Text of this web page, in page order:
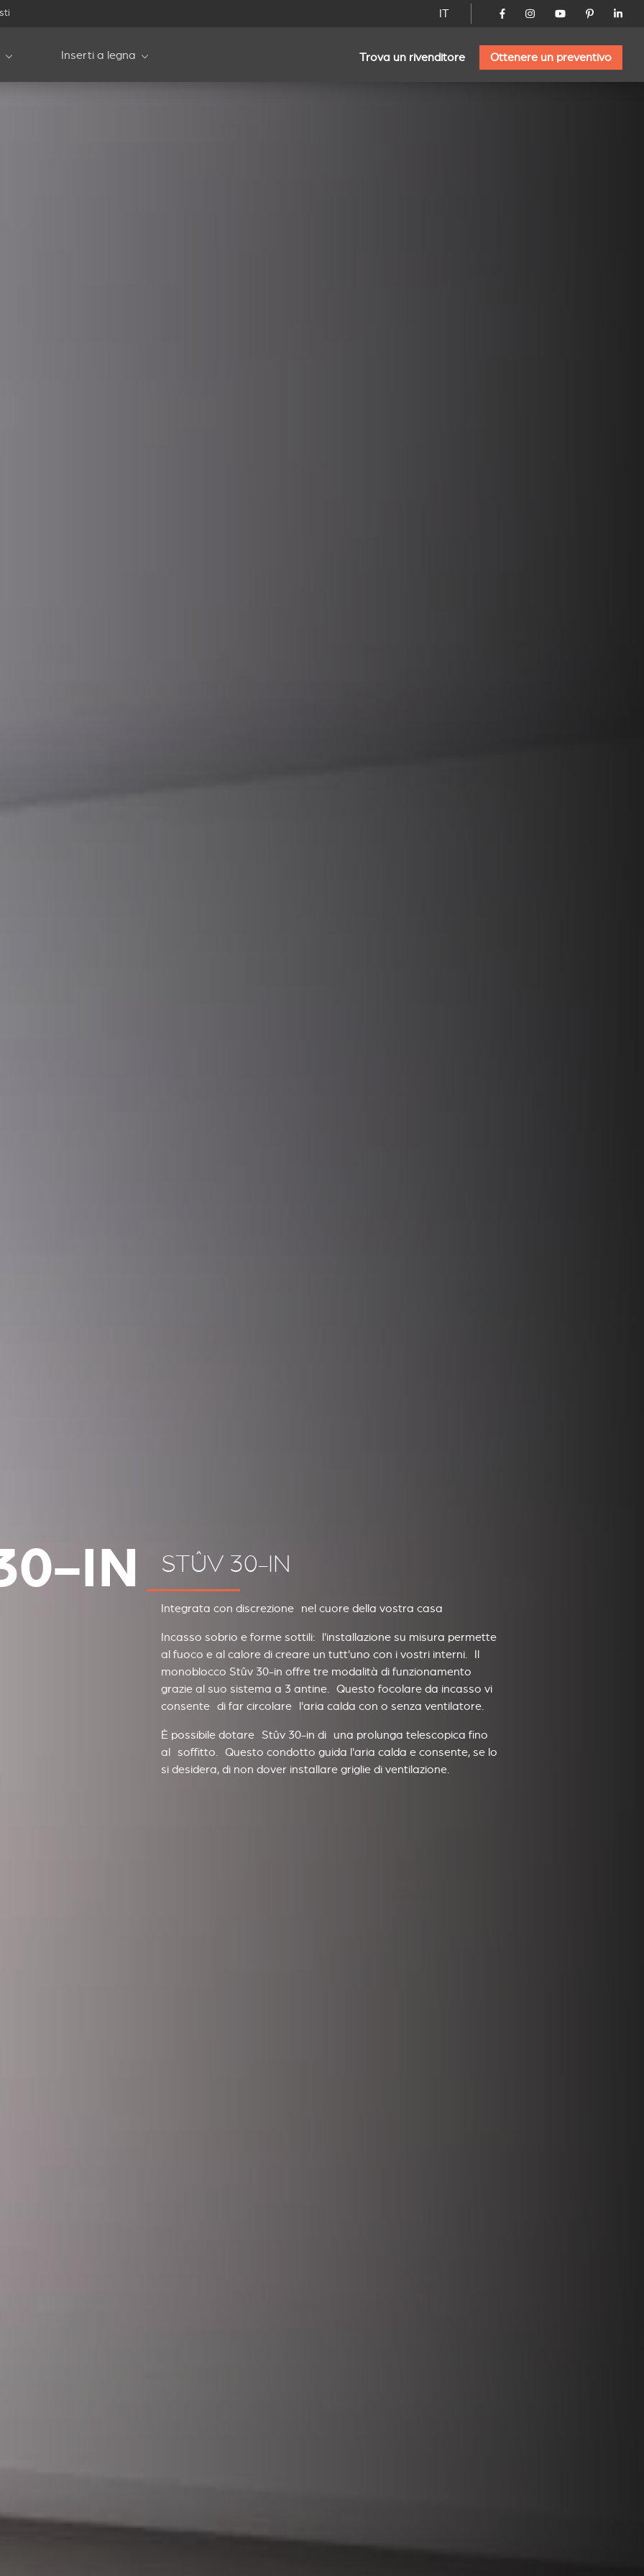
IT
Inserti a legna Trova un rivenditore Ottenere un preventivo
IN STÛV 30-IN
Integrata con discrezione nel cuore della vostra casa
Incasso sobrio e forme sottili: l'installazione su misura permette
al fuoco e al calore di creare un tutt'uno con i vostri interni. Il
monoblocco Stûv 30-in offre tre modalità di funzionamento
grazie al suo sistema a 3 antine. Questo focolare da incasso vi
consente di far circolare l'aria calda con o senza ventilatore.
È possibile dotare Stûv 30-in di una prolunga telescopica fino
al soffitto. Questo condotto guida l'aria calda e consente, se lo
si desidera, di non dover installare griglie di ventilazione.